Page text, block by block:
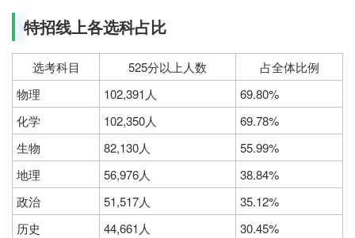
特招线上各选科占比
选考科目 525分以上人数
占全体比例
物理
102,391人
69.80%
化学
102,350人
69.78%
生物
82,130人
55.99%
地理
56,976人
38.84%
政治
51,517人
35.12%
历史
44,661人
30.45%